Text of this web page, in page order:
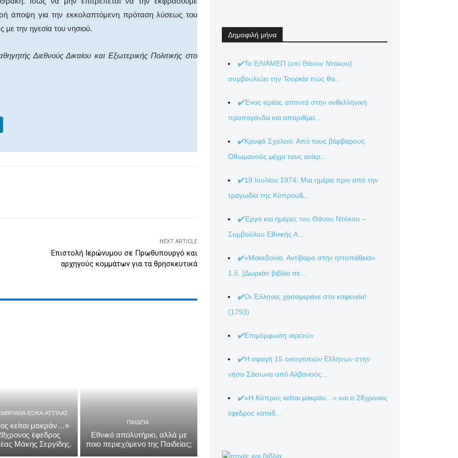
άποψη για την εκκολαπτόμενη πρόταση λύσεως του
την ηγεσία του νησιού.
Διεθνούς Δικαίου και Εξωτερικής Πολιτικής στο
k
NEXT ARTICLE
Επιστολή Ιερώνυμου σε Πρωθυπουργό και
αρχηγούς κομμάτων για τα θρησκευτικά
ΕΟΚΑ-ΑΤΤΊΛΑΣ
κείται μακράν…»
έφεδρος
Μάκης Σεργίδης.
ΠΑΙΔΕΊΑ
Εθνικό απολυτήριο, αλλά με
ποιο περιεχόμενο της Παιδείας;
Δημοφιλή μήνα
✔️Το ΕΛΙΑΜΕΠ (επί Θάνου Ντόκου)
συμβουλεύει την Τουρκία πώς θα...
✔️Ένας ιερέας απαντά στην ανθελληνική
προπαγάνδα και απαριθμεί...
✔️Κρυφό Σχολειό: Από τους βάρβαρους
Οθωμανούς μέχρι τους ανίερ...
✔️19 Ιουλίου 1974: Μια ημέρα πριν από την
τραγωδία της Κύπρου&...
✔️Έργα και ημέρες του Θάνου Ντόκου –
Συμβούλου Εθνικής Α...
✔️«Μακεδονία. Αντίβαρο στην ηττοπάθεια»
1.5. [Δωρεάν βιβλίο σε...
✔️Οι Έλληνες χασομεράνε στα καφενεία!
(1793)
✔️Επιμόρφωση αιρετών
✔️Η σφαγή 15 οικογενειών Ελλήνων στην
νήσο Σάσωνα από Αλβανούς...
✔️«Η Κύπρος κείται μακράν…» και ο 28χρονος
έφεδρος καταδ...